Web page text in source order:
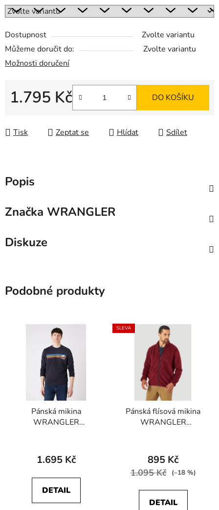
Dostupnost
Zvolte variantu
Můžeme doručit do:
Zvolte variantu
Možnosti doručení
1.795 Kč DO KOŠÍKU
Tisk Zeptat se Hlídat Sdílet
Popis
Značka WRANGLER
Diskuze
Podobné produkty
Pánská mikina
WRANGLER
Dark Navy
1.695 Kč
DETAIL
SLEVA
Pánská flísová mikina
WRANGLER
Cabernet
895 Kč
1.095 Kč (–18 %)
DETAIL